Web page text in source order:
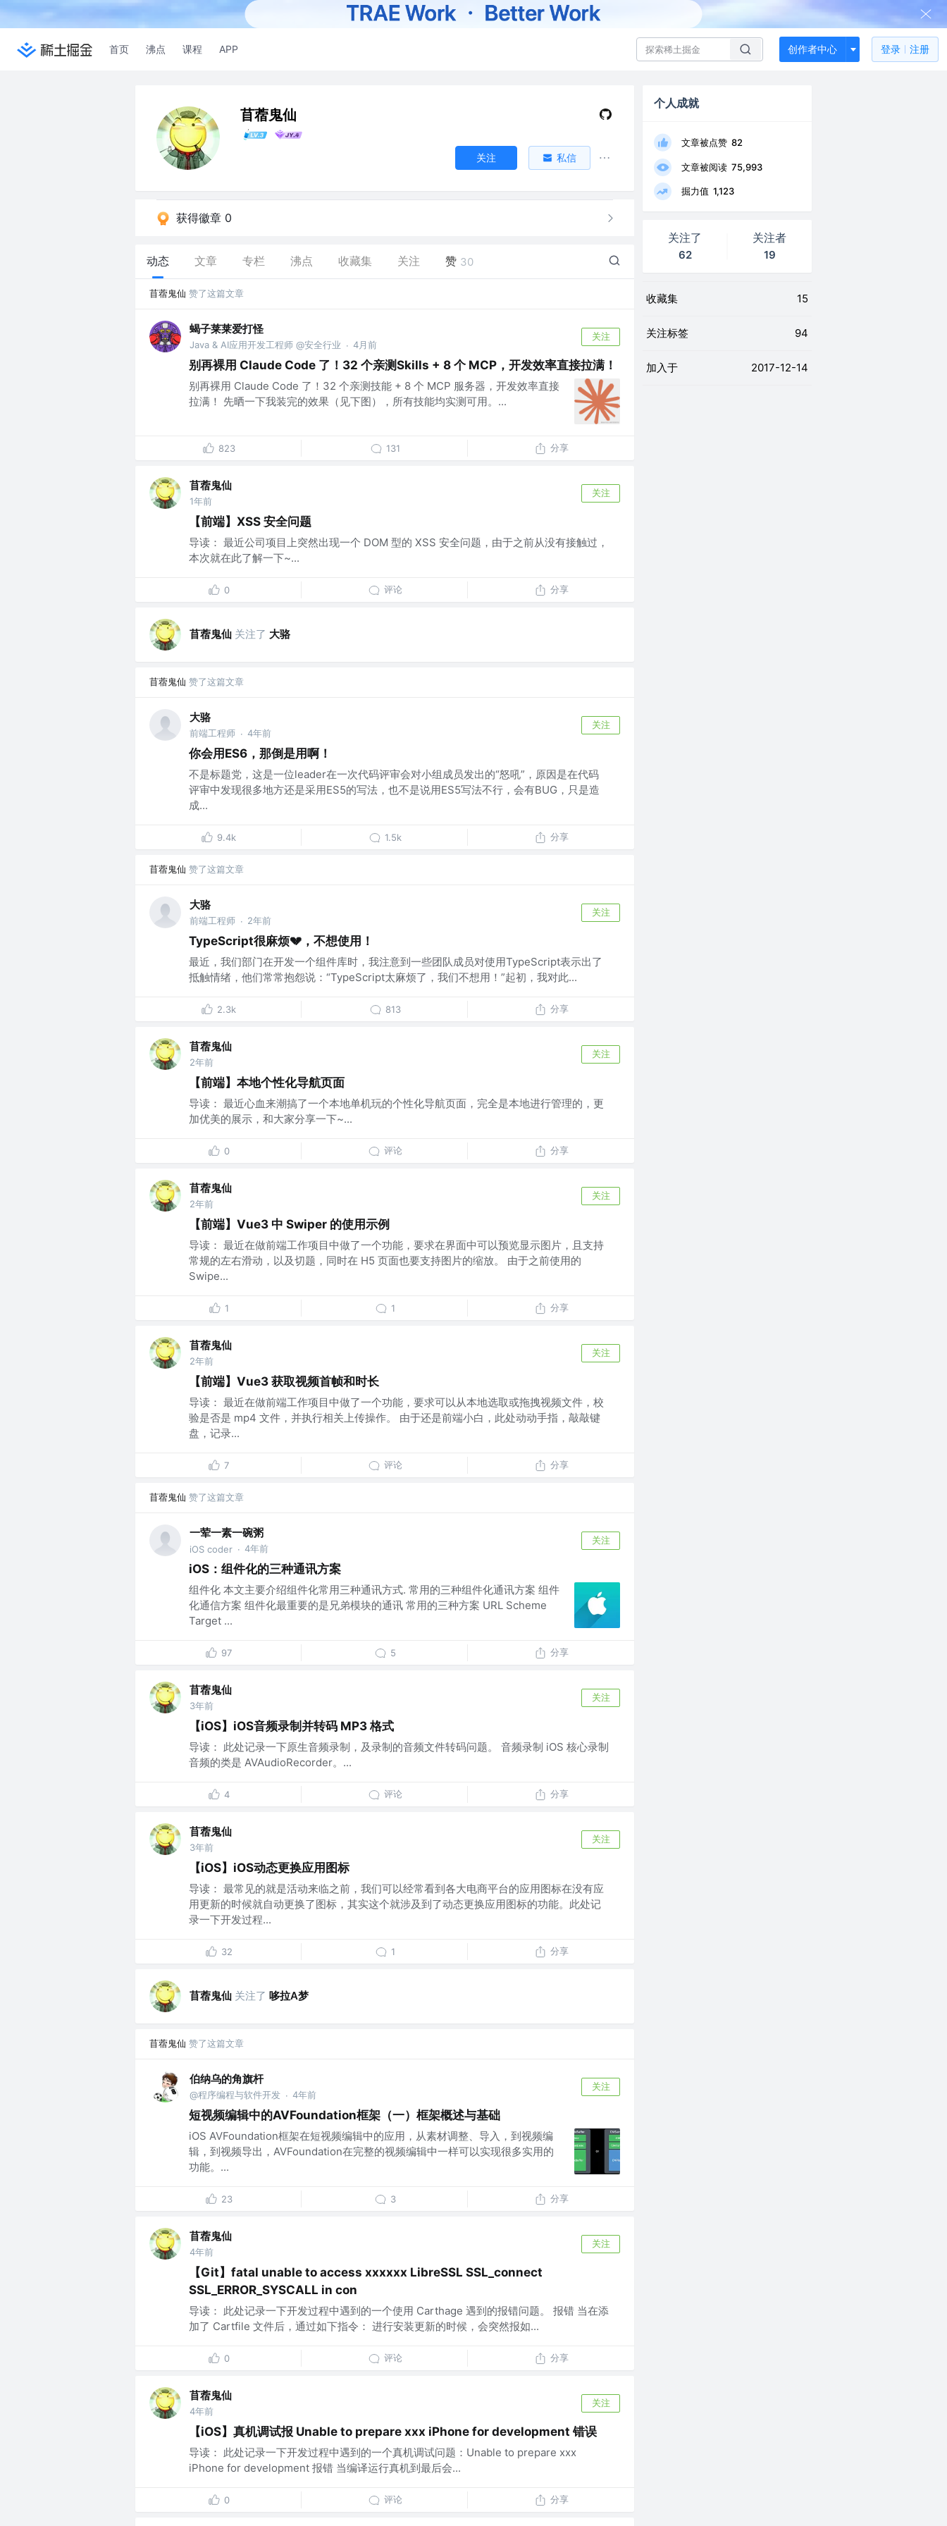
首页 沸点 课程 APP 创作者中心 登录 注册
苜蓿鬼仙
关注 私信
获得徽章 0
动态 文章 专栏 沸点 收藏集 关注 赞 30
苜蓿鬼仙 赞了这篇文章
蝎子莱莱爱打怪
Java & AI应用开发工程师 @安全行业 · 4月前
关注
别再裸用 Claude Code 了！32 个亲测Skills + 8 个 MCP，开发效率直接拉满！
别再裸用 Claude Code 了！32 个亲测技能 + 8 个 MCP 服务器，开发效率直接
拉满！ 先晒一下我装完的效果（见下图），所有技能均实测可用。...
823 131 分享
苜蓿鬼仙
1年前
关注
【前端】XSS 安全问题
导读： 最近公司项目上突然出现一个 DOM 型的 XSS 安全问题，由于之前从没有接触过，
本次就在此了解一下~...
0 评论 分享
苜蓿鬼仙 关注了 大骆
苜蓿鬼仙 赞了这篇文章
大骆
前端工程师 · 4年前
关注
你会用ES6，那倒是用啊！
不是标题党，这是一位leader在一次代码评审会对小组成员发出的“怒吼”，原因是在代码
评审中发现很多地方还是采用ES5的写法，也不是说用ES5写法不行，会有BUG，只是造
成...
9.4k 1.5k 分享
苜蓿鬼仙 赞了这篇文章
大骆
前端工程师 · 2年前
关注
TypeScript很麻烦💔，不想使用！
最近，我们部门在开发一个组件库时，我注意到一些团队成员对使用TypeScript表示出了
抵触情绪，他们常常抱怨说：“TypeScript太麻烦了，我们不想用！”起初，我对此...
2.3k 813 分享
苜蓿鬼仙
2年前
关注
【前端】本地个性化导航页面
导读： 最近心血来潮搞了一个本地单机玩的个性化导航页面，完全是本地进行管理的，更
加优美的展示，和大家分享一下~...
0 评论 分享
苜蓿鬼仙
2年前
关注
【前端】Vue3 中 Swiper 的使用示例
导读： 最近在做前端工作项目中做了一个功能，要求在界面中可以预览显示图片，且支持
常规的左右滑动，以及切题，同时在 H5 页面也要支持图片的缩放。 由于之前使用的
Swipe...
1 1 分享
苜蓿鬼仙
2年前
关注
【前端】Vue3 获取视频首帧和时长
导读： 最近在做前端工作项目中做了一个功能，要求可以从本地选取或拖拽视频文件，校
验是否是 mp4 文件，并执行相关上传操作。 由于还是前端小白，此处动动手指，敲敲键
盘，记录...
7 评论 分享
苜蓿鬼仙 赞了这篇文章
一荤一素一碗粥
iOS coder · 4年前
关注
iOS：组件化的三种通讯方案
组件化 本文主要介绍组件化常用三种通讯方式. 常⽤的三种组件化通讯方案 组件
化通信方案 组件化最重要的是兄弟模块的通讯 常⽤的三种方案 URL Scheme
Target ...
97 5 分享
苜蓿鬼仙
3年前
关注
【iOS】iOS音频录制并转码 MP3 格式
导读： 此处记录一下原生音频录制，及录制的音频文件转码问题。 音频录制 iOS 核心录制
音频的类是 AVAudioRecorder。...
4 评论 分享
苜蓿鬼仙
3年前
关注
【iOS】iOS动态更换应用图标
导读： 最常见的就是活动来临之前，我们可以经常看到各大电商平台的应用图标在没有应
用更新的时候就自动更换了图标，其实这个就涉及到了动态更换应用图标的功能。此处记
录一下开发过程...
32 1 分享
苜蓿鬼仙 关注了 哆拉A梦
苜蓿鬼仙 赞了这篇文章
伯纳乌的角旗杆
@程序编程与软件开发 · 4年前
关注
短视频编辑中的AVFoundation框架（一）框架概述与基础
iOS AVFoundation框架在短视频编辑中的应用，从素材调整、导入，到视频编
辑，到视频导出，AVFoundation在完整的视频编辑中一样可以实现很多实用的
功能。...
23 3 分享
苜蓿鬼仙
4年前
关注
【Git】fatal unable to access xxxxxx LibreSSL SSL_connect
SSL_ERROR_SYSCALL in con
导读： 此处记录一下开发过程中遇到的一个使用 Carthage 遇到的报错问题。 报错 当在添
加了 Cartfile 文件后，通过如下指令： 进行安装更新的时候，会突然报如...
0 评论 分享
苜蓿鬼仙
4年前
关注
【iOS】真机调试报 Unable to prepare xxx iPhone for development 错误
导读： 此处记录一下开发过程中遇到的一个真机调试问题：Unable to prepare xxx
iPhone for development 报错 当编译运行真机到最后会...
0 评论 分享
个人成就
文章被点赞 82
文章被阅读 75,993
掘力值 1,123
关注了
62
关注者
19
收藏集 15
关注标签 94
加入于 2017-12-14